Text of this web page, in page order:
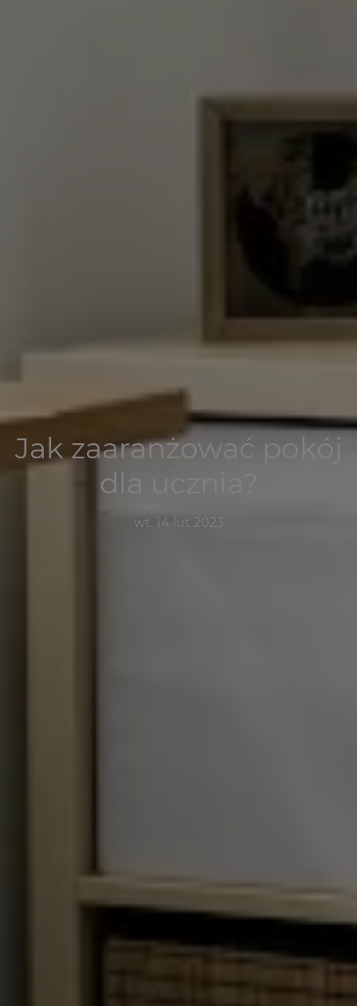
Jak zaaranżować pokój
dla ucznia?
wt. 14 lut 2023